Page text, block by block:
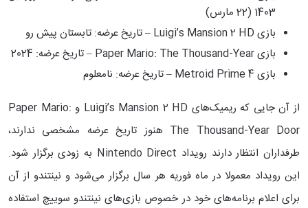
1403 (22 مارس)
بازی Luigi’s Mansion 2 HD – تاریخ عرضه: تابستان پیش رو
بازی Paper Mario: The Thousand-Year – تاریخ عرضه: 2024
بازی Metroid Prime 4 – تاریخ عرضه: نامعلوم
از آن جایی که ریمیک‌های Luigi’s Mansion 2 HD و Paper Mario:
The Thousand-Year Door هنوز تاریخ عرضه مشخصی ندارند،
طرفداران انتظار دارند رویداد Nintendo Direct به زودی برگزار شود.
این رویداد معمولا در ماه فوریه هر سال برگزار می‌شود و نینتندو از آن
برای اعلام برنامه‌های خود در خصوص بازی‌های نینتندو سوییچ استفاده